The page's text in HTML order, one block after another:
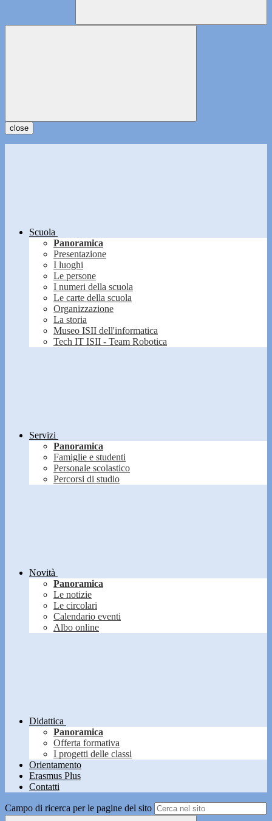
close
Scuola
Panoramica
Presentazione
I luoghi
Le persone
I numeri della scuola
Le carte della scuola
Organizzazione
La storia
Museo ISII dell'informatica
Tech IT ISII - Team Robotica
Servizi
Panoramica
Famiglie e studenti
Personale scolastico
Percorsi di studio
Novità
Panoramica
Le notizie
Le circolari
Calendario eventi
Albo online
Didattica
Panoramica
Offerta formativa
I progetti delle classi
Orientamento
Erasmus Plus
Contatti
Campo di ricerca per le pagine del sito